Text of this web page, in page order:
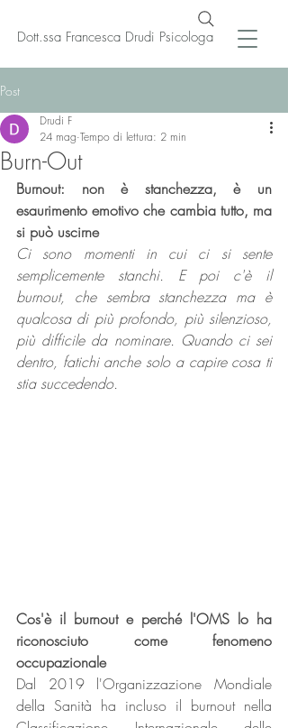
Dott.ssa Francesca Drudi Psicologa
Post
Burn-Out
Drudi F
24 mag Tempo di lettura: 2 min
Burnout: non è stanchezza, è un
esaurimento emotivo che cambia tutto, ma
si può uscirne
Ci sono momenti in cui ci si sente
semplicemente stanchi. E poi c'è il
burnout, che sembra stanchezza ma è
qualcosa di più profondo, più silenzioso,
più difficile da nominare. Quando ci sei
dentro, fatichi anche solo a capire cosa ti
stia succedendo.
Cos'è il burnout e perché l'OMS lo ha
riconosciuto come fenomeno
occupazionale
Dal 2019 l'Organizzazione Mondiale
della Sanità ha incluso il burnout nella